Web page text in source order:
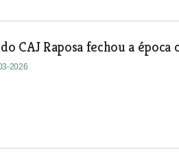
CAJ Raposa fechou a
2026